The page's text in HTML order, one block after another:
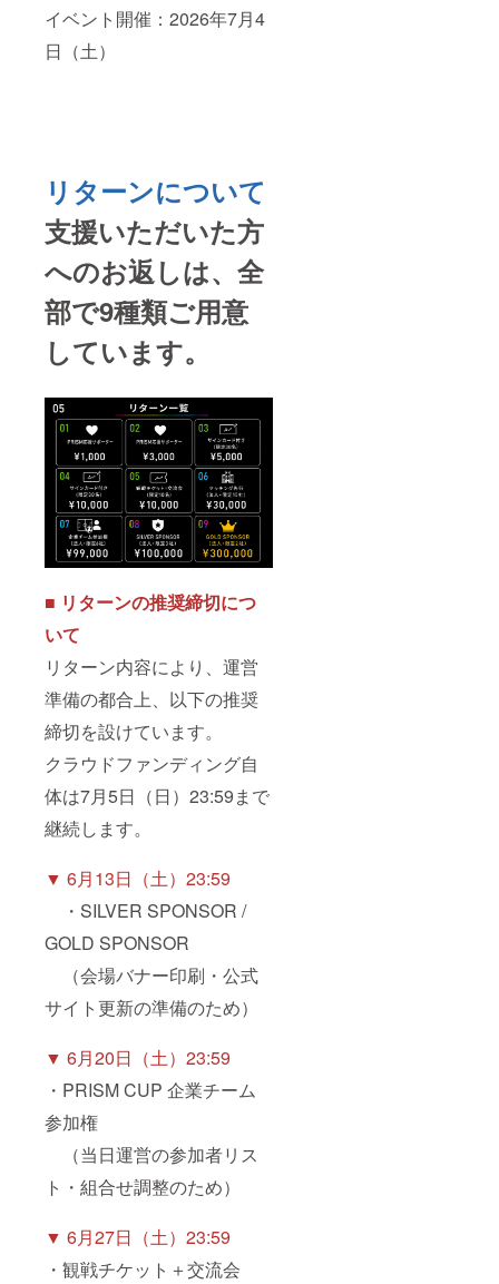
イベント開催：2026年7月4
日（土）
リターンについて
支援いただいた方
へのお返しは、全
部で9種類ご用意
しています。
■ リターンの推奨締切につ
いて
リターン内容により、運営
準備の都合上、以下の推奨
締切を設けています。
クラウドファンディング自
体は7月5日（日）23:59まで
継続します。
▼ 6月13日（土）23:59
・SILVER SPONSOR /
GOLD SPONSOR
（会場バナー印刷・公式
サイト更新の準備のため）
▼ 6月20日（土）23:59
・PRISM CUP 企業チーム
参加権
（当日運営の参加者リス
ト・組合せ調整のため）
▼ 6月27日（土）23:59
・観戦チケット＋交流会